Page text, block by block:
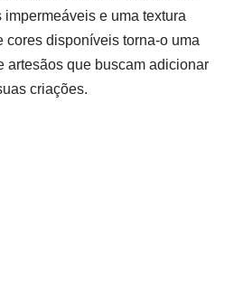
e uma textura
cores disponíveis torna-o uma
artesãos que buscam adicionar
criações.